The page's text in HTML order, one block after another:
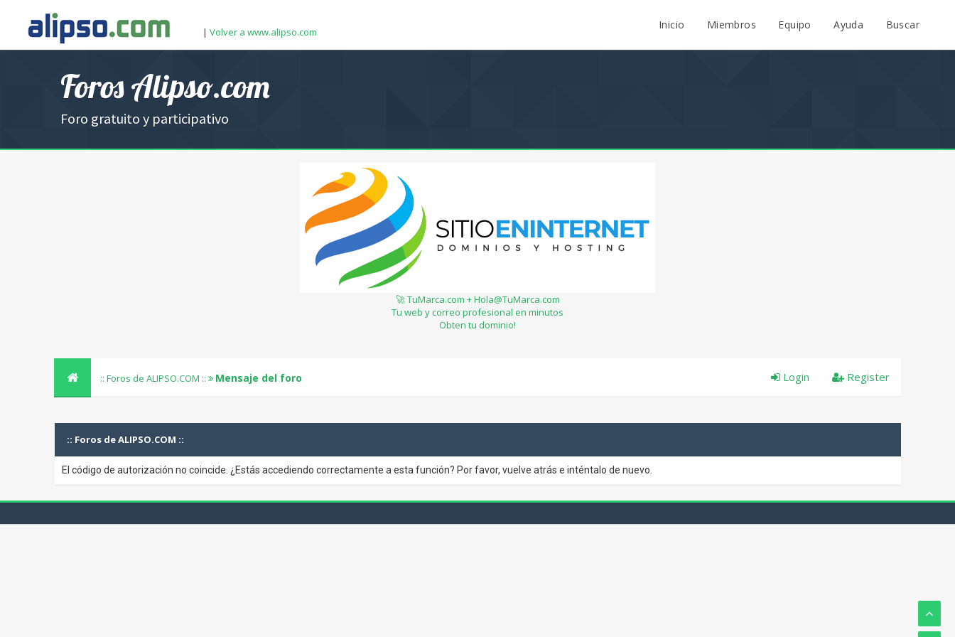
| Volver a www.alipso.com
Inicio Miembros Equipo Ayuda Buscar
Foros Alipso.com
Foro gratuito y participativo
🚀 TuMarca.com + Hola@TuMarca.com
Tu web y correo profesional en minutos
Obten tu dominio!
:: Foros de ALIPSO.COM :: Mensaje del foro Register
Login
:: Foros de ALIPSO.COM ::
El código de autorización no coincide. ¿Estás accediendo correctamente a esta función? Por favor, vuelve atrás e inténtalo de nuevo.